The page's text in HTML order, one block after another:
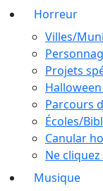
Horreur
Villes/
Projets
Parcours
Écoles/
Canular
Ne
Musique